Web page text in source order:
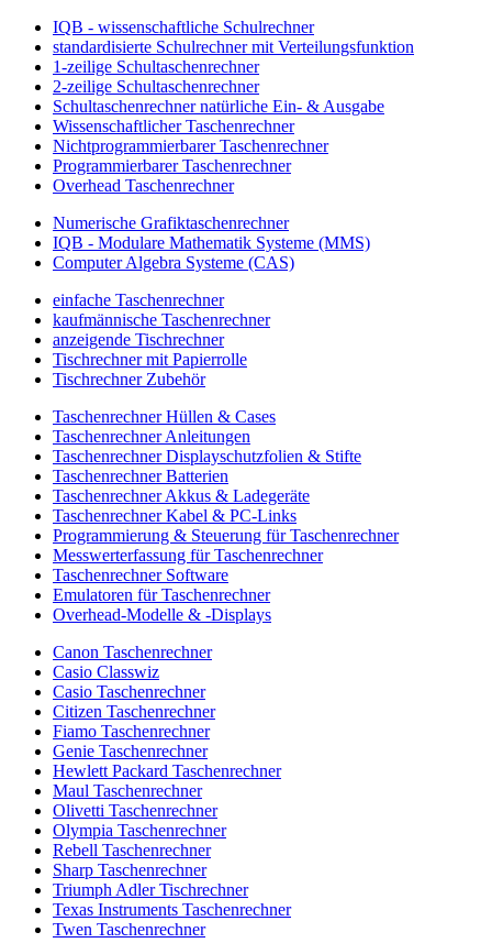
IQB - wissenschaftliche Schulrechner
standardisierte Schulrechner mit Verteilungsfunktion
1-zeilige Schultaschenrechner
2-zeilige Schultaschenrechner
Schultaschenrechner natürliche Ein- & Ausgabe
Wissenschaftlicher Taschenrechner
Nichtprogrammierbarer Taschenrechner
Programmierbarer Taschenrechner
Overhead Taschenrechner
Numerische Grafiktaschenrechner
IQB - Modulare Mathematik Systeme (MMS)
Computer Algebra Systeme (CAS)
einfache Taschenrechner
kaufmännische Taschenrechner
anzeigende Tischrechner
Tischrechner mit Papierrolle
Tischrechner Zubehör
Taschenrechner Hüllen & Cases
Taschenrechner Anleitungen
Taschenrechner Displayschutzfolien & Stifte
Taschenrechner Batterien
Taschenrechner Akkus & Ladegeräte
Taschenrechner Kabel & PC-Links
Programmierung & Steuerung für Taschenrechner
Messwerterfassung für Taschenrechner
Taschenrechner Software
Emulatoren für Taschenrechner
Overhead-Modelle & -Displays
Canon Taschenrechner
Casio Classwiz
Casio Taschenrechner
Citizen Taschenrechner
Fiamo Taschenrechner
Genie Taschenrechner
Hewlett Packard Taschenrechner
Maul Taschenrechner
Olivetti Taschenrechner
Olympia Taschenrechner
Rebell Taschenrechner
Sharp Taschenrechner
Triumph Adler Tischrechner
Texas Instruments Taschenrechner
Twen Taschenrechner